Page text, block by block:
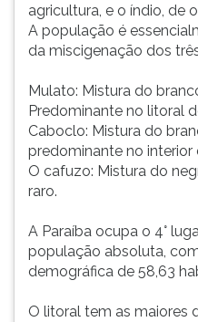
agricultura, e o índio, de
A população é
da miscigenação dos
Mulato: Mistura do
Predominante no litoral
Caboclo: Mistura do
predominante no interior
O cafuzo: Mistura do
raro.
A Paraíba ocupa o 4°
população absoluta,
demográfica de 58,63
O litoral tem as maiores